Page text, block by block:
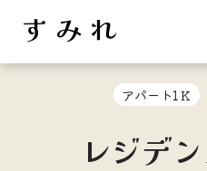
す み れ
アパート1Ｋ
レジデ